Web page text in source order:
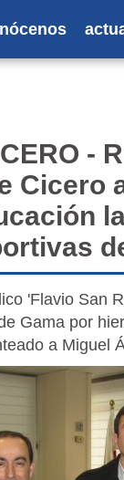
-
Cicero
'Flavio San
Gama por
a Miguel